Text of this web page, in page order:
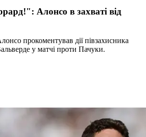
Алонсо в захваті від
прокоментував дії півзахисника
у матчі проти Пачуки.